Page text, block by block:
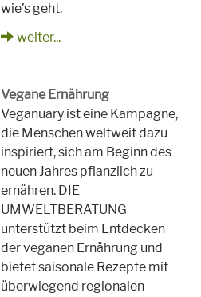
wie’s geht.
weiter...
Vegane Ernährung
Veganuary ist eine Kampagne,
die Menschen weltweit dazu
inspiriert, sich am Beginn des
neuen Jahres pflanzlich zu
ernähren. DIE
UMWELTBERATUNG
unterstützt beim Entdecken
der veganen Ernährung und
bietet saisonale Rezepte mit
überwiegend regionalen